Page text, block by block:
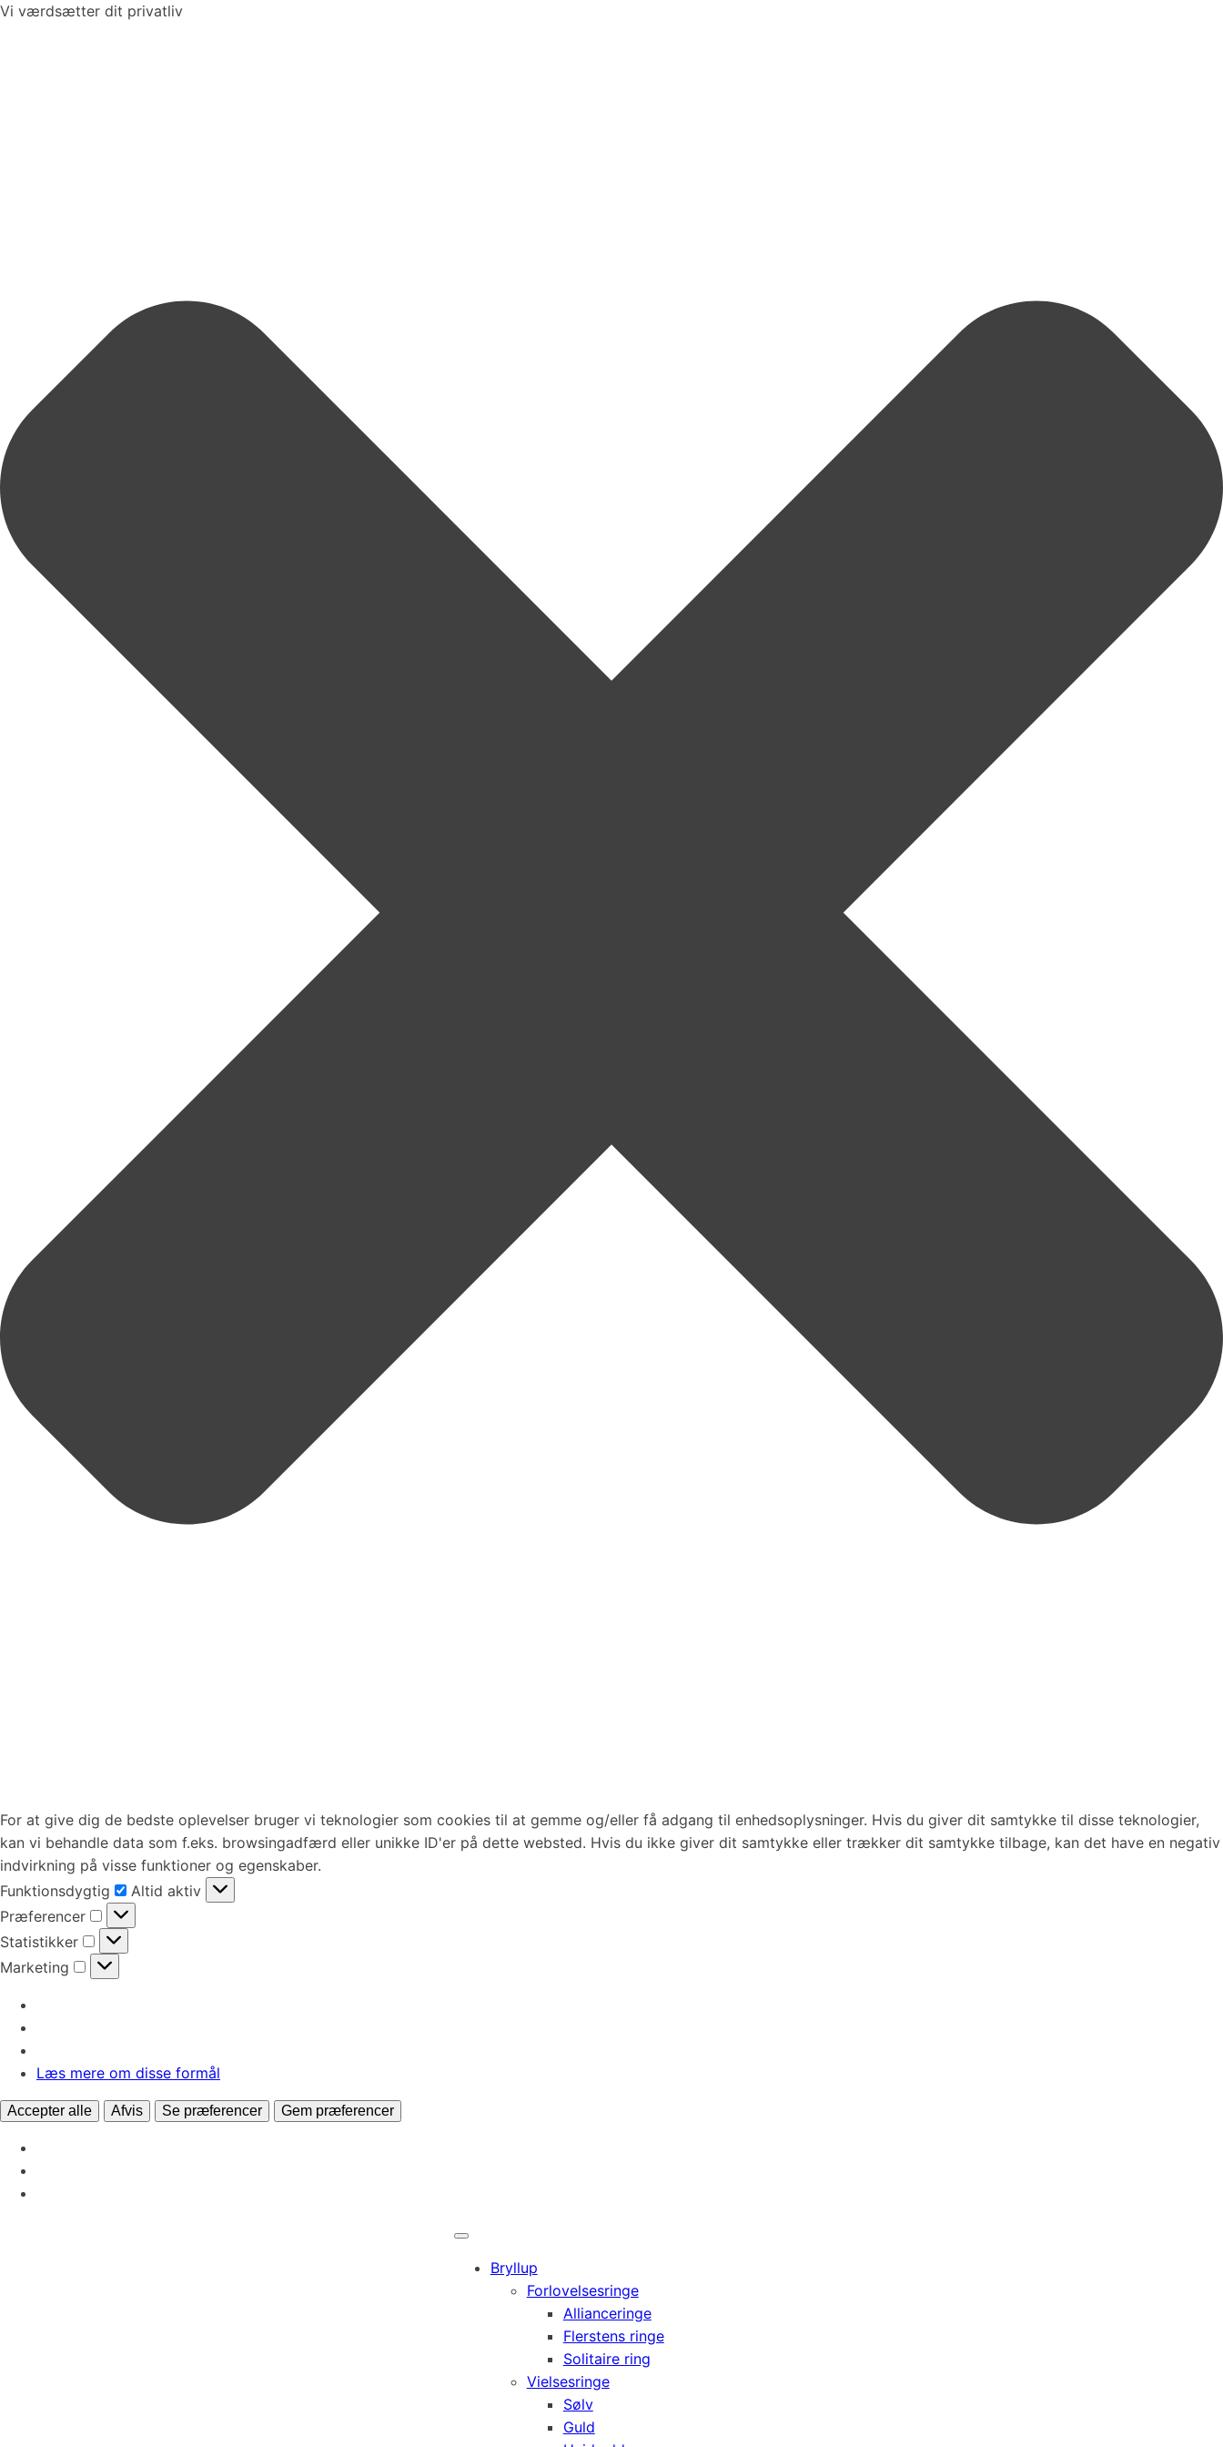
Vi værdsætter dit privatliv
For at give dig de bedste oplevelser bruger vi teknologier som cookies til at gemme og/eller få adgang til enhedsoplysninger. Hvis du giver dit samtykke til disse teknologier,
kan vi behandle data som f.eks. browsingadfærd eller unikke ID'er på dette websted. Hvis du ikke giver dit samtykke eller trækker dit samtykke tilbage, kan det have en negativ
indvirkning på visse funktioner og egenskaber.
Funktionsdygtig
Funktionsdygtig
Altid aktiv
Præferencer
Præferencer
Statistikker
Statistikker
Marketing
Marketing
Læs mere om disse formål
Accepter alle Afvis Se præferencer Gem præferencer
Bryllup
Forlovelsesringe
Allianceringe
Flerstens ringe
Solitaire ring
Vielsesringe
Sølv
Guld